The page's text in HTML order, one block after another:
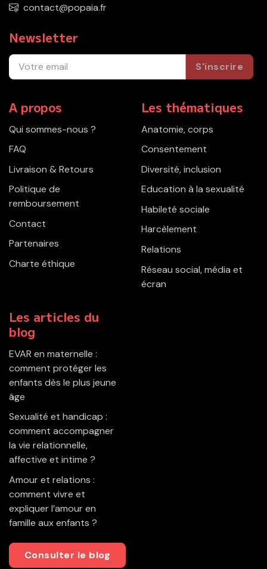
contact@popaia.fr
Newsletter
S'inscrire
A propos
Qui sommes-nous ?
FAQ
Livraison & Retours
Politique de
remboursement
Contact
Partenaires
Charte éthique
Les thématiques
Anatomie, corps
Consentement
Diversité, inclusion
Education à la sexualité
Habileté sociale
Harcèlement
Relations
Réseau social, média et
écran
Les articles du
blog
EVAR en maternelle :
comment protéger les
enfants dès le plus jeune
âge
Sexualité et handicap :
comment accompagner
la vie relationnelle,
affective et intime ?
Amour et relations :
comment vivre et
expliquer l’amour en
famille aux enfants ?
Consulter le blog